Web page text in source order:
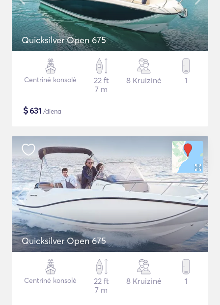
Quicksilver Open 675
Centrinė konsolė
22 ft
7 m
8 Kruizinė 1
$631 /diena
Quicksilver Open 675
Centrinė konsolė
22 ft
7 m
8 Kruizinė 1